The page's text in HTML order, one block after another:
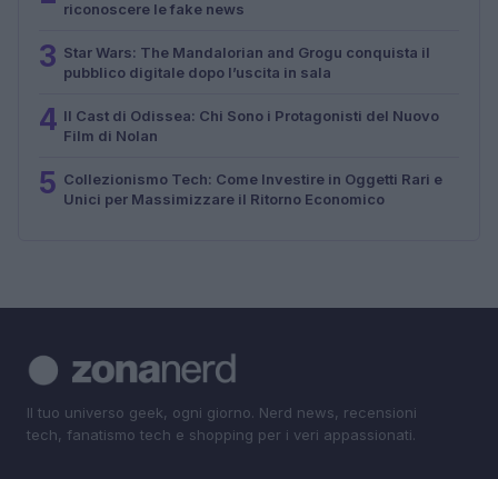
riconoscere le fake news
3 Star Wars: The Mandalorian and Grogu conquista il
pubblico digitale dopo l’uscita in sala
4 Il Cast di Odissea: Chi Sono i Protagonisti del Nuovo
Film di Nolan
5 Collezionismo Tech: Come Investire in Oggetti Rari e
Unici per Massimizzare il Ritorno Economico
Il tuo universo geek, ogni giorno. Nerd news, recensioni
tech, fanatismo tech e shopping per i veri appassionati.